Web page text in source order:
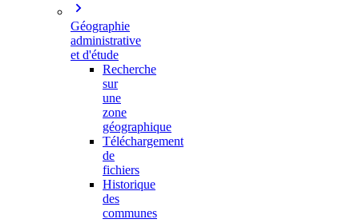
Géographie
administrative
et d'étude
Recherche
sur
une
zone
géographique
Téléchargement
de
fichiers
Historique
des
communes